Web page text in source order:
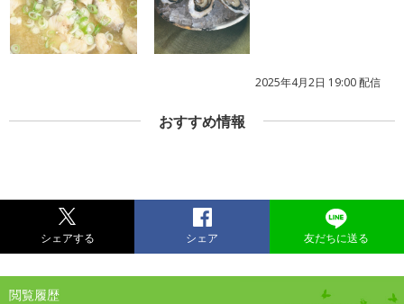
2025年4月2日 19:00 配信
おすすめ情報
シェアする シェア 友だちに送る
閲覧履歴